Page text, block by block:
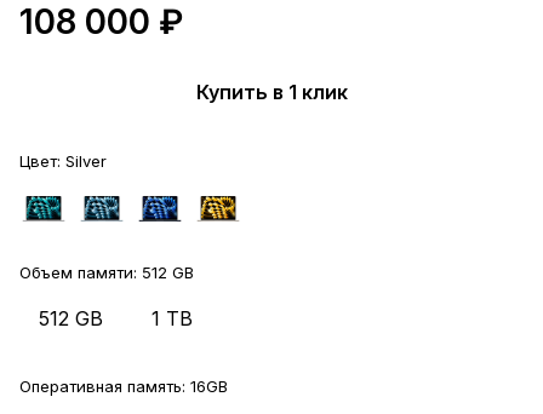
108 000 ₽
Купить в 1 клик
Цвет: Silver
Объем памяти: 512 GB
512 GB 1 TB
Оперативная память: 16GB